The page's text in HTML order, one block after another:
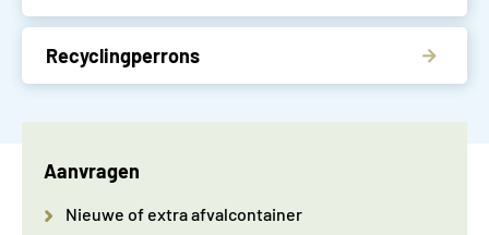
Recyclingperrons
Aanvragen
Nieuwe of extra afvalcontainer